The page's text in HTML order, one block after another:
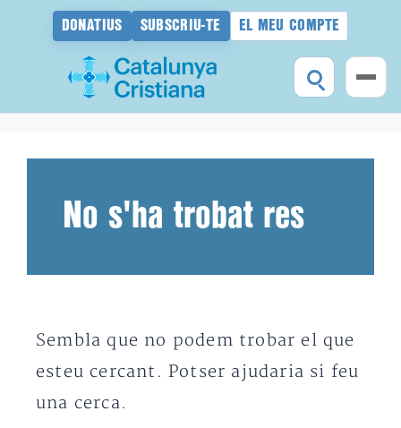
DONATIUS SUBSCRIU-TE EL MEU COMPTE
No s'ha trobat res
Sembla que no podem trobar el que
esteu cercant. Potser ajudaria si feu
una cerca.